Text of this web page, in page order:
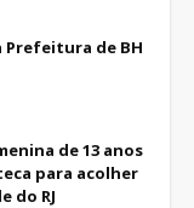
de BH
de 13 anos
para acolher
do RJ